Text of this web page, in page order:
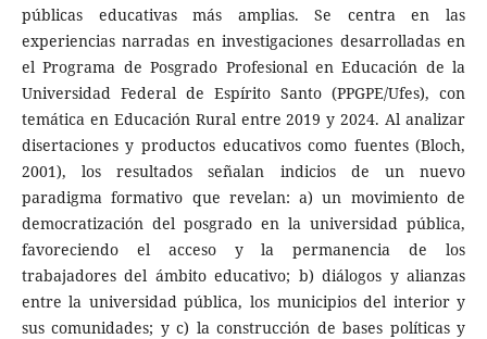
públicas educativas más amplias. Se centra en las
experiencias narradas en investigaciones desarrolladas en
el Programa de Posgrado Profesional en Educación de la
Universidad Federal de Espírito Santo (PPGPE/Ufes), con
temática en Educación Rural entre 2019 y 2024. Al analizar
disertaciones y productos educativos como fuentes (Bloch,
2001), los resultados señalan indicios de un nuevo
paradigma formativo que revelan: a) un movimiento de
democratización del posgrado en la universidad pública,
favoreciendo el acceso y la permanencia de los
trabajadores del ámbito educativo; b) diálogos y alianzas
entre la universidad pública, los municipios del interior y
sus comunidades; y c) la construcción de bases políticas y